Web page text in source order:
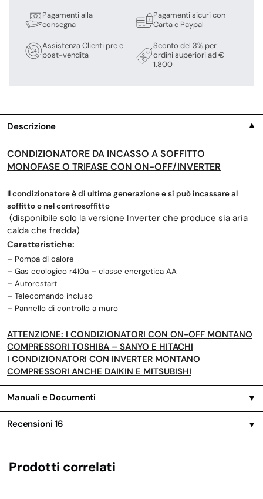
Pagamenti alla
consegna
Assistenza Clienti pre e
post-vendita
Pagamenti sicuri con
Carta e Paypal
Sconto del 3% per
ordini superiori ad €
1.800
Descrizione ▼
CONDIZIONATORE DA INCASSO A SOFFITTO
MONOFASE O TRIFASE CON ON-OFF/INVERTER
Il condizionatore è di ultima generazione e si può incassare al
soffitto o nel controsoffitto
(disponibile solo la versione Inverter che produce sia aria
calda che fredda)
Caratteristiche:
– Pompa di calore
– Gas ecologico r410a – classe energetica AA
– Autorestart
– Telecomando incluso
– Pannello di controllo a muro
ATTENZIONE: I CONDIZIONATORI CON ON-OFF MONTANO
COMPRESSORI TOSHIBA – SANYO E HITACHI
I CONDIZIONATORI CON INVERTER MONTANO
COMPRESSORI ANCHE DAIKIN E MITSUBISHI
Manuali e Documenti ▼
Recensioni16 ▼
Prodotti correlati